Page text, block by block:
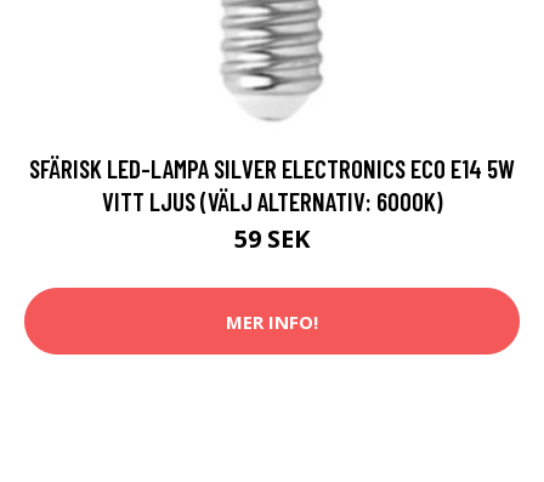
SFÄRISK LED-LAMPA SILVER ELECTRONICS ECO E14 5W
VITT LJUS (VÄLJ ALTERNATIV: 6000K)
59 SEK
MER INFO!